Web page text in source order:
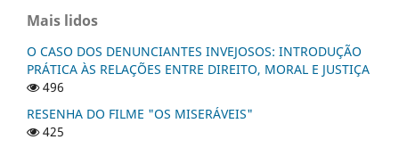
Mais lidos
O CASO DOS DENUNCIANTES INVEJOSOS: INTRODUÇÃO
PRÁTICA ÀS RELAÇÕES ENTRE DIREITO, MORAL E JUSTIÇA
496
RESENHA DO FILME "OS MISERÁVEIS"
425